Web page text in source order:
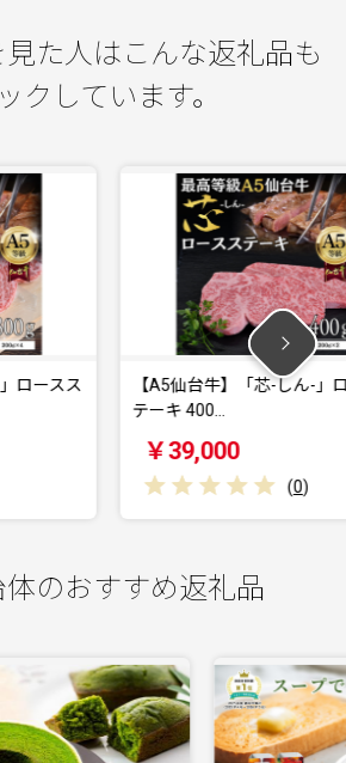
見た人はこんな返礼品も
クしています。
仙台牛】「芯-しん-」ロースス
)
【A5
体のおすすめ返礼品